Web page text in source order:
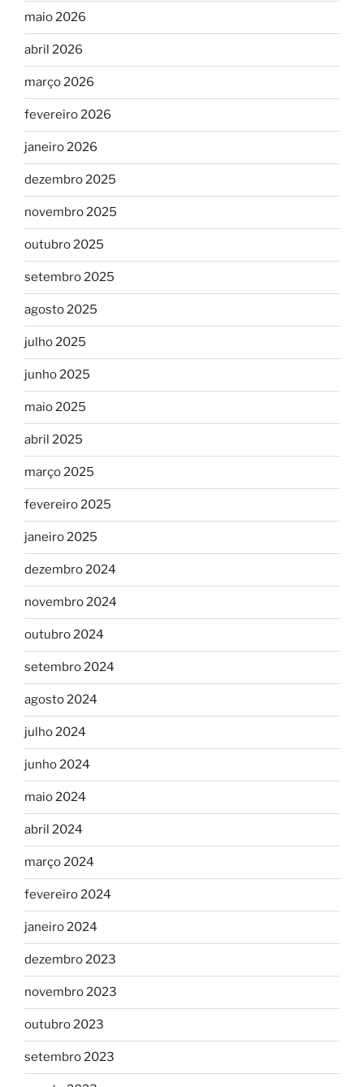
maio 2026
abril 2026
março 2026
fevereiro 2026
janeiro 2026
dezembro 2025
novembro 2025
outubro 2025
setembro 2025
agosto 2025
julho 2025
junho 2025
maio 2025
abril 2025
março 2025
fevereiro 2025
janeiro 2025
dezembro 2024
novembro 2024
outubro 2024
setembro 2024
agosto 2024
julho 2024
junho 2024
maio 2024
abril 2024
março 2024
fevereiro 2024
janeiro 2024
dezembro 2023
novembro 2023
outubro 2023
setembro 2023